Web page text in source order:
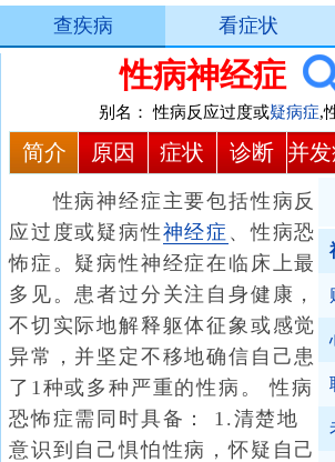
查疾病 看症状
性病神经症
别名：性病反应过度或疑病症,
简介 原因 症状 诊断 并
性病神经症主要包括性病反
应过度或疑病性神经症 、性病恐
怖症。疑病性神经症在临床上最
多见。患者过分关注自身健康，
不切实际地解释躯体征象或感觉
异常，并坚定不移地确信自己患
了1种或多种严重的性病。 性病
恐怖症需同时具备： 1.清楚地
意识到自己惧怕性病，怀疑自己